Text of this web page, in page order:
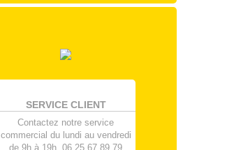
SERVICE CLIENT
Contactez notre service
commercial du lundi au vendredi
de 9h à 19h. 06.25.67.89.79